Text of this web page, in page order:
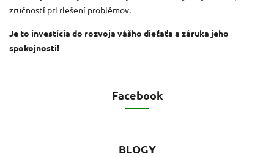
zručností pri riešení problémov.
Je to investícia do rozvoja vášho dieťaťa a záruka jeho
spokojnosti!
Facebook
BLOGY